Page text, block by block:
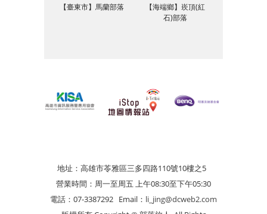
【臺東市】馬蘭部落
【海端鄉】崁頂(紅
石)部落
地址：高雄市苓雅區三多四路110號10樓之5
營業時間：周一至周五 上午08:30至下午05:30
電話：07-3387292 Email： li_jing@dcweb2.com